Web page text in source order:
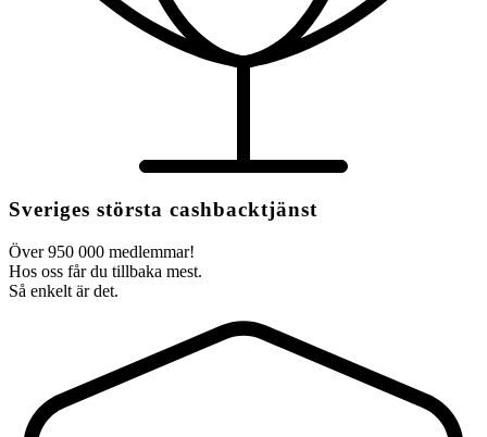
Sveriges största cashbacktjänst
Över 950 000 medlemmar!
Hos oss får du tillbaka mest.
Så enkelt är det.